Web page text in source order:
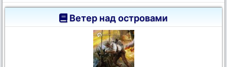
Ветер над островами